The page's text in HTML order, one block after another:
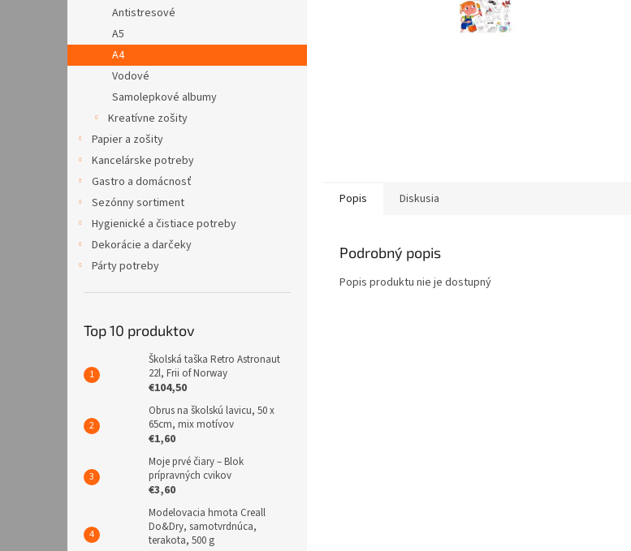
Antistresové
A5
A4
Vodové
Samolepkové albumy
Kreatívne zošity
Papier a zošity
Kancelárske potreby
Gastro a domácnosť
Sezónny sortiment
Hygienické a čistiace potreby
Dekorácie a darčeky
Párty potreby
Top 10 produktov
Školská taška Retro Astronaut
22l, Frii of Norway
€104,50
Obrus na školskú lavicu, 50 x
65cm, mix motívov
€1,60
Moje prvé čiary – Blok
prípravných cvikov
€3,60
Modelovacia hmota Creall
Do&Dry, samotvrdnúca,
terakota, 500 g
Popis Diskusia
Podrobný popis
Popis produktu nie je dostupný